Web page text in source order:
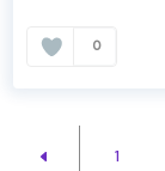
0
1